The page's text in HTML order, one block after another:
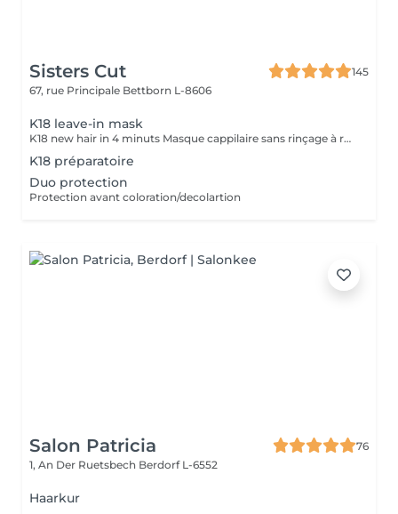
Sisters Cut
145
67, rue Principale Bettborn L-8606
K18 leave-in mask
K18 new hair in 4 minuts Masque cappilaire sans rinçage à réparation moléculaire
K18 préparatoire
Duo protection
Protection avant coloration/decolartion
Salon Patricia
76
1, An Der Ruetsbech Berdorf L-6552
Haarkur